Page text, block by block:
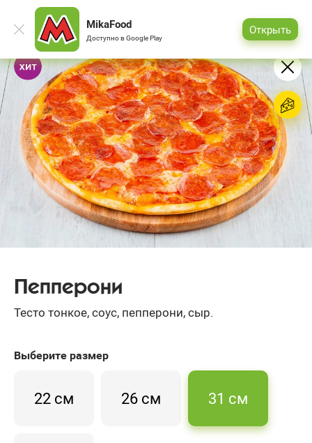
MikaFood
Доступно вGoogle Play
Открыть
Пепперони
Тесто тонкое, соус, пепперони, сыр.
Выберитеразмер
22 см 26 см 31 см